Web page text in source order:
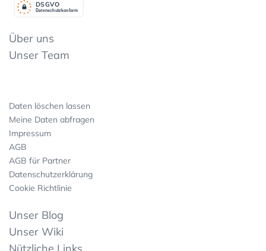
Datenschutzkonform
DSGVO
Über uns
Unser Team
Daten löschen lassen
Meine Daten abfragen
Impressum
AGB
AGB für Partner
Datenschutzerklärung
Cookie Richtlinie
Unser Blog
Unser Wiki